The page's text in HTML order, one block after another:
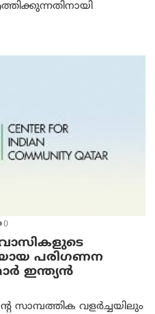
0
പരിഗണന
ഇന്ത്യൻ
സാമ്പത്തിക വളർച്ചയിലും